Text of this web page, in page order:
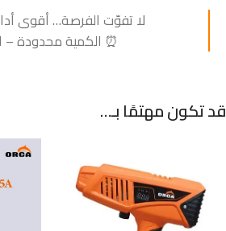
لا تفوّت الفرصة… أقوى
⏰ الكمية محدودة –
قد تكون مهتمًا بـ…